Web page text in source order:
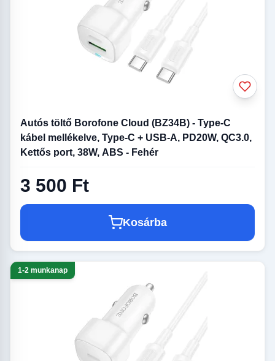
Autós töltő Borofone Cloud (BZ34B) - Type-C
kábel mellékelve, Type-C + USB-A, PD20W, QC3.0,
Kettős port, 38W, ABS - Fehér
3 500 Ft
Kosárba
1-2 munkanap